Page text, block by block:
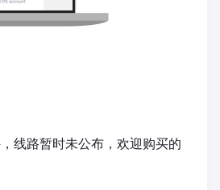
线路暂时未公布，欢迎购买的